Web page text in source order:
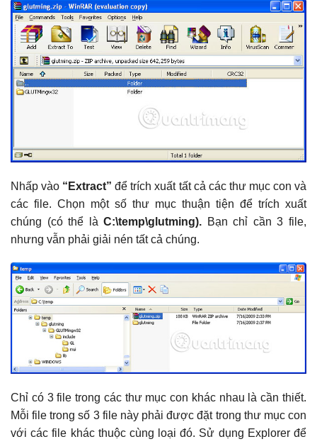
Nhấp vào “Extract” để trích xuất tất cả các thư mục con và
các file. Chọn một số thư mục thuận tiện để trích xuất
chúng (có thể làC:\temp\glutming). Bạn chỉ cần 3 file,
nhưng vẫn phải giải nén tất cả chúng.
Chỉ có 3 file trong các thư mục con khác nhau là cần thiết.
Mỗi file trong số 3 file này phải được đặt trong thư mục con
với các file khác thuộc cùng loại đó. Sử dụng Explorer để